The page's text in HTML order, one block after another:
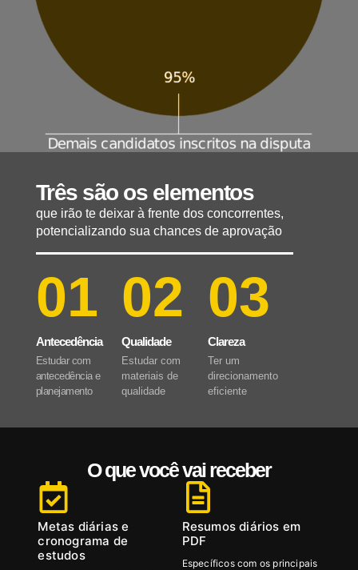
Três são os elementos
que irão te deixar à frente dos concorrentes,
potencializando sua chances de aprovação
01
Antecedência
Estudar com
antecedência e
planejamento
02
Qualidade
Estudar com
materiais de
qualidade
03
Clareza
Ter um
direcionamento
eficiente
O que você vai receber
Metas diárias e
cronograma de
estudos
Resumos diários em
PDF
Específicos com os principais